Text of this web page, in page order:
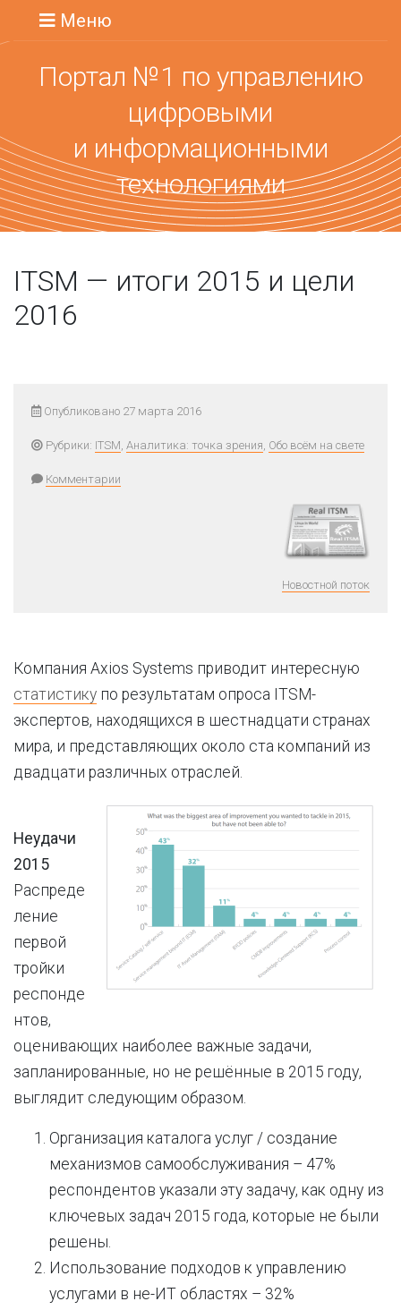
Меню
Портал №1 по управлению
цифровыми
и информационными
технологиями
ITSM — итоги 2015 и цели
2016
Опубликовано 27 марта 2016
Рубрики: ITSM, Аналитика: точка зрения, Обо всём на свете
Комментарии
Новостной поток
Компания Axios Systems приводит интересную
статистику по результатам опроса ITSM-
экспертов, находящихся в шестнадцати странах
мира, и представляющих около ста компаний из
двадцати различных отраслей.
Неудачи
2015
Распреде
ление
первой
тройки
респонде
нтов,
оценивающих наиболее важные задачи,
запланированные, но не решённые в 2015 году,
выглядит следующим образом.
Организация каталога услуг / создание
механизмов самообслуживания – 47%
респондентов указали эту задачу, как одну из
ключевых задач 2015 года, которые не были
решены.
Использование подходов к управлению
услугами в не-ИТ областях – 32%